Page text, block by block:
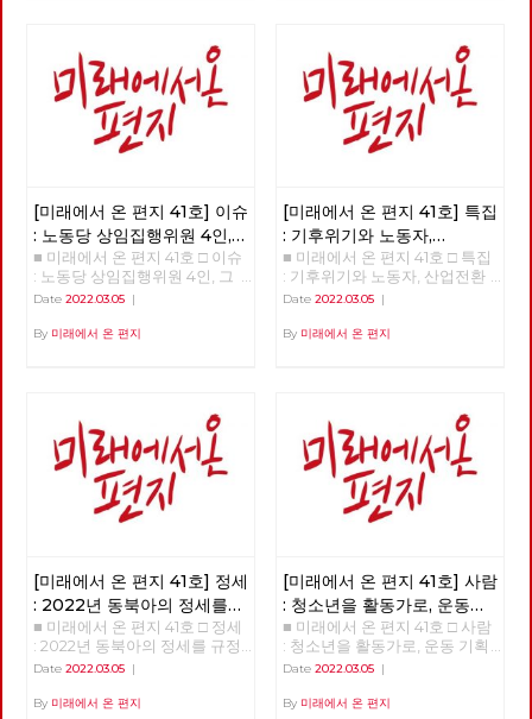
세를 규정하는 네 가지 요인 □
사람 : 청소년을 활동가로, 운동
기획자 고유미 □ 도서 : 그건 내
건데 - 기본소득, 모두가 차별없
이 찾아야 할 권리 □ 영화 : 이미
예정되어 있던 비극의 반복 - 나
[미래에서 온 편지 41호] 이슈
: 노동당 상임집행위원 4인,
그들은 누구인가?
■ 미래에서 온 편지 41호 □ 이슈
: 노동당 상임집행위원 4인, 그
들은 누구인가? >>>>>> 업로드
Date 2022.03.05 |
By 미래에서 온 편지
[미래에서 온 편지 41호] 특집
: 기후위기와 노동자,
산업전환을 넘어
체제전환으로
■ 미래에서 온 편지 41호 □ 특집
: 기후위기와 노동자, 산업전환
을 넘어 체제전환으로 >>>>>>
Date 2022.03.05|
By 미래에서 온 편지
[미래에서 온 편지 41호] 정세
: 2022년 동북아의 정세를
규정하는 네 가지 요인
■ 미래에서 온 편지 41호 □ 정세
: 2022년 동북아의 정세를 규정
하는 네 가지 요인 >>>>>> 업로
Date 2022.03.05 |
By 미래에서 온 편지
[미래에서 온 편지 41호] 사람
: 청소년을 활동가로, 운동
기획자 고유미
■ 미래에서 온 편지 41호 □ 사람
: 청소년을 활동가로, 운동 기획
자 고유미 >>>>>> 업로드 준비
Date 2022.03.05|
By 미래에서 온 편지